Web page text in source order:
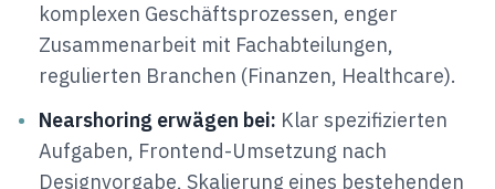
komplexen Geschäftsprozessen, enger
Zusammenarbeit mit Fachabteilungen,
regulierten Branchen (Finanzen, Healthcare).
•
Nearshoring erwägen bei: Klar spezifizierten
Aufgaben, Frontend-Umsetzung nach
Designvorgabe, Skalierung eines bestehenden